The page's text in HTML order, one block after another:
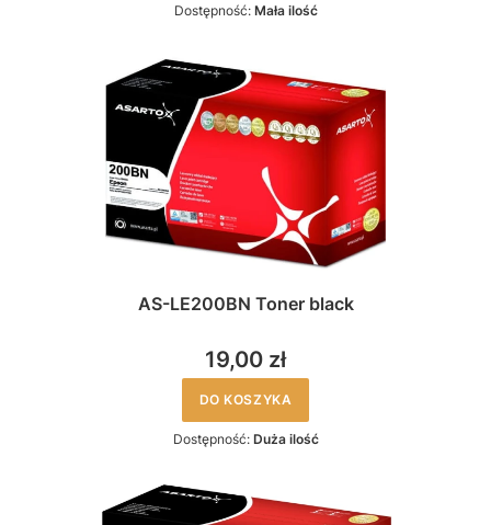
Dostępność: Mała ilość
AS-LE200BN Toner black
19,00 zł
DO KOSZYKA
Dostępność: Duża ilość